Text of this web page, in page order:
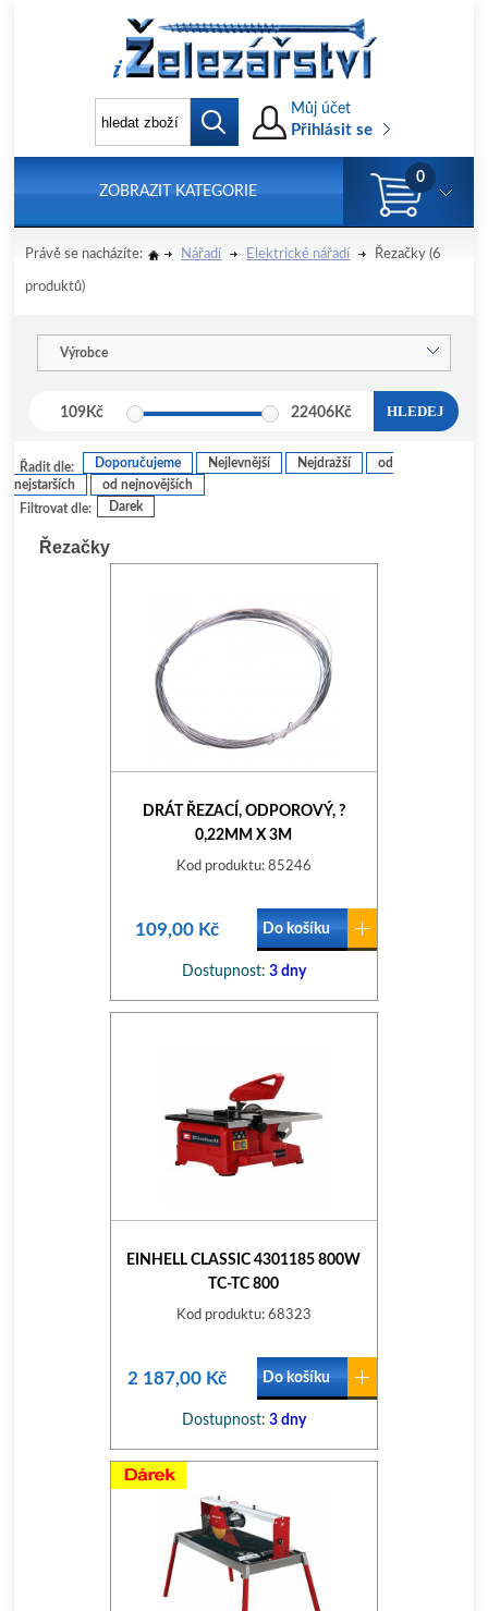
Můj účet
Přihlásit se
ZOBRAZIT KATEGORIE
0
Právě se nacházíte: Nářadí Elektrické nářadí Řezačky (6
produktů)
Výrobce
109Kč 22406 Kč HLEDEJ
Filtrovat dle: Darek
Řadit dle: Doporučujeme Nejlevnější Nejdražší
od
nejstarších
od nejnovějších
Řezačky
DRÁT ŘEZACÍ, ODPOROVÝ, ?
0,22MM X 3M
Kod produktu: 85246
109,00 Kč Do košíku
Dostupnost: 3 dny
EINHELL CLASSIC 4301185 800W
TC-TC 800
Kod produktu: 68323
2 187,00 Kč Do košíku
Dostupnost: 3 dny